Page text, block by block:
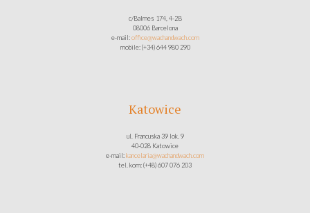
c/Balmes 174, 4-2B
08006 Barcelona
e-mail:office@wachandwach.com
mobile: (+34) 644 980 290
Katowice
ul. Francuska 39 lok. 9
40-028 Katowice
e-mail:kancelaria@wachandwach.com
tel. kom: (+48) 607 076 203